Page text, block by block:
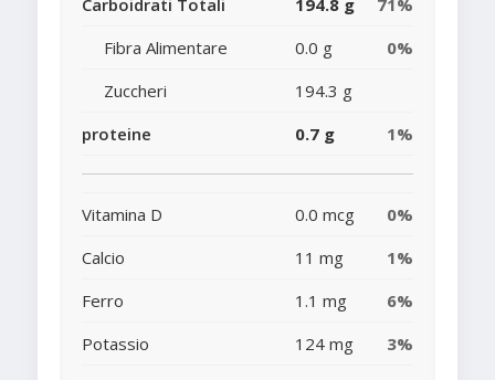
Carboidrati Totali 194.8 g
71%
Fibra Alimentare
0.0 g
0%
Zuccheri
194.3 g
proteine
0.7 g 1%
Vitamina D 0.0 mcg
0%
Calcio
11 mg
1%
Ferro
1.1 mg
6%
Potassio
124 mg 3%